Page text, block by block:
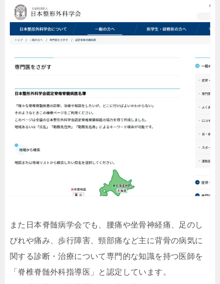
また日本脊髄病学会でも、腰痛や坐骨神経痛、足のし
びれや痛み、歩行障害、頸部痛など主に背骨の病気に
関する診断・治療について専門的な知識を持つ医師を
「脊椎脊髄外科指導医」と認定しています。